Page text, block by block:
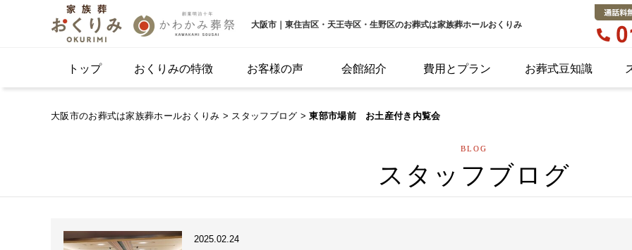
大阪市｜東住吉区・天王寺区・生野区のお葬式は家族葬ホールおくりみ
トップ おくりみの特徴 お客様の声 会館紹介 費用とプラン お葬式豆知識
大阪市のお葬式は家族葬ホールおくりみ > スタッフブログ >東部市場前 お土産付き内覧会
BLOG
スタッフブログ
2025.02.24